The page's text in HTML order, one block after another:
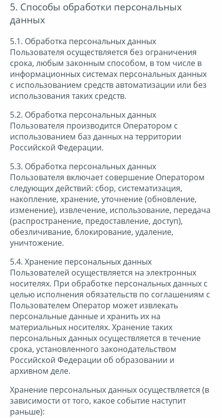
5. Способы обработки персональных
данных
5.1. Обработка персональных данных
Пользователя осуществляется без ограничения
срока, любым законным способом, в том числе в
информационных системах персональных данных
с использованием средств автоматизации или без
использования таких средств.
5.2. Обработка персональных данных
Пользователя производится Оператором с
использованием баз данных на территории
Российской Федерации.
5.3. Обработка персональных данных
Пользователя включает совершение Оператором
следующих действий: сбор, систематизация,
накопление, хранение, уточнение (обновление,
изменение), извлечение, использование, передача
(распространение, предоставление, доступ),
обезличивание, блокирование, удаление,
уничтожение.
5.4. Хранение персональных данных
Пользователей осуществляется на электронных
носителях. При обработке персональных данных с
целью исполнения обязательств по соглашениям с
Пользователем Оператор может извлекать
персональные данные и хранить их на
материальных носителях. Хранение таких
персональных данных осуществляется в течение
срока, установленного законодательством
Российской Федерации об образовании и
архивном деле.
Хранение персональных данных осуществляется (в
зависимости от того, какое событие наступит
раньше):